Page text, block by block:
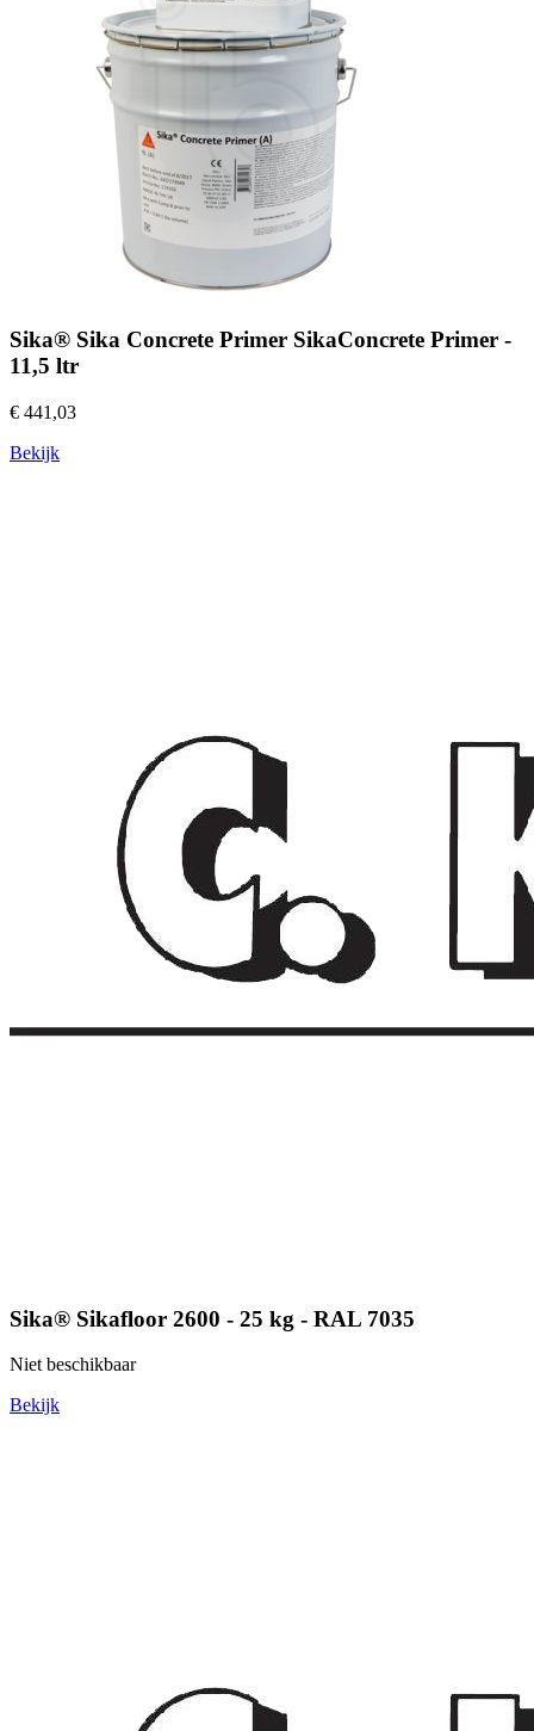
Sika® Sika Concrete Primer SikaConcrete Primer -
11,5 ltr
€ 441,03
Bekijk
Sika® Sikafloor 2600 - 25 kg - RAL 7035
Niet beschikbaar
Bekijk